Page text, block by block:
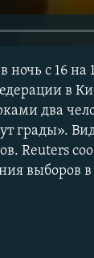
ночь с 16
в
два
грады».
Reuters